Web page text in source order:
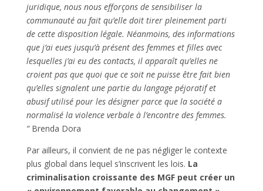
juridique, nous nous efforçons de sensibiliser la
communauté au fait qu’elle doit tirer pleinement parti
de cette disposition légale. Néanmoins, des informations
que j’ai eues jusqu’à présent des femmes et filles avec
lesquelles j’ai eu des contacts, il apparaît qu’elles ne
croient pas que quoi que ce soit ne puisse être fait bien
qu’elles signalent une partie du langage péjoratif et
abusif utilisé pour les désigner parce que la société a
normalisé la violence verbale à l’encontre des femmes.
“Brenda Dora
Par ailleurs, il convient de ne pas négliger le contexte
plus global dans lequel s’inscrivent les lois. La
criminalisation croissante des MGF peut créer un